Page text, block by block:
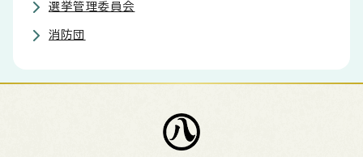
選挙管理委員会
消防団